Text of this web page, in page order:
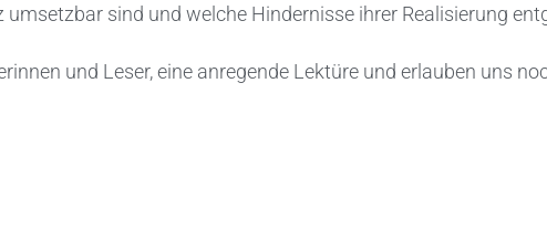
sind und welche Hindernisse ihrer Realisierung
und Leser, eine anregende Lektüre und erlauben uns